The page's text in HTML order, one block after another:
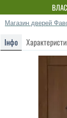
Магазин дверей
Інфо